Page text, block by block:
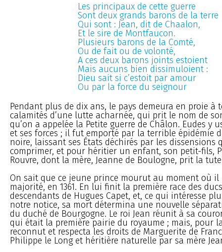
Les principaux de cette guerre
Sont deux grands barons de la terre
Qui sont : Jean, dit de Chaalon,
Et le sire de Montfaucon.
Plusieurs barons de la Comté,
Ou de fait ou de volonté,
A ces deux barons joints estoient
Mais aucuns bien dissimuloient :
Dieu sait si c’estoit par amour
Ou par la force du seignour
Pendant plus de dix ans, le pays demeura en proie à
calamités d’une lutte acharnée, qui prit le nom de
qu’on a appelée la Petite guerre de Châlon. Eudes y
et ses forces ; il fut emporté par la terrible épidémie
noire, laissant ses États déchirés par les dissensions
comprimer, et pour héritier un enfant, son petit-fils,
Rouvre, dont la mère, Jeanne de Boulogne, prit la
On sait que ce jeune prince mourut au moment où
majorité, en 1361. En lui finit la première race des
descendants de Hugues Capet, et, ce qui intéresse
notre notice, sa mort détermina une nouvelle
du duché de Bourgogne. Le roi Jean réunit à sa
qui était la première pairie du royaume ; mais, pour
reconnut et respecta les droits de Marguerite de
Philippe le Long et héritière naturelle par sa mère